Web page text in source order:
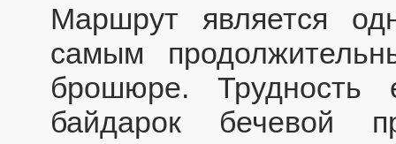
Маршрут является
самым
брошюре. Трудность
байдарок бечевой